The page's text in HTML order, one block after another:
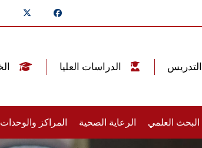
البحث العلمي الرعاية الصحية المراكز والوحدات